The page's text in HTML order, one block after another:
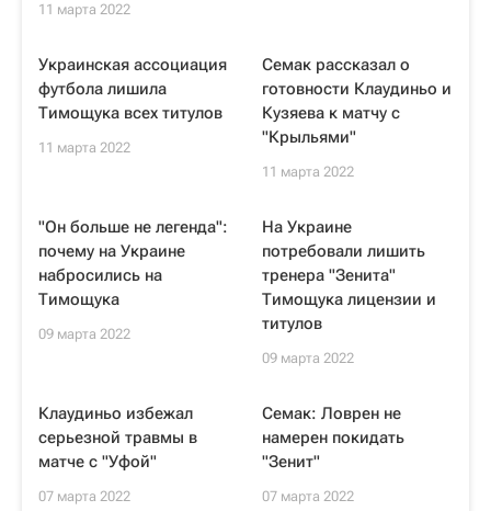
11 марта 2022
Украинская ассоциация
футбола лишила
Тимощука всех титулов
11 марта 2022
Семак рассказал о
готовности Клаудиньо и
Кузяева к матчу с
"Крыльями"
11 марта 2022
"Он больше не легенда":
почему на Украине
набросились на
Тимощука
09 марта 2022
На Украине
потребовали лишить
тренера "Зенита"
Тимощука лицензии и
титулов
09 марта 2022
Клаудиньо избежал
серьезной травмы в
матче с "Уфой"
07 марта 2022
Семак: Ловрен не
намерен покидать
"Зенит"
07 марта 2022